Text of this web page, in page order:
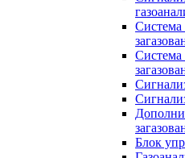
Система
Система
Блок